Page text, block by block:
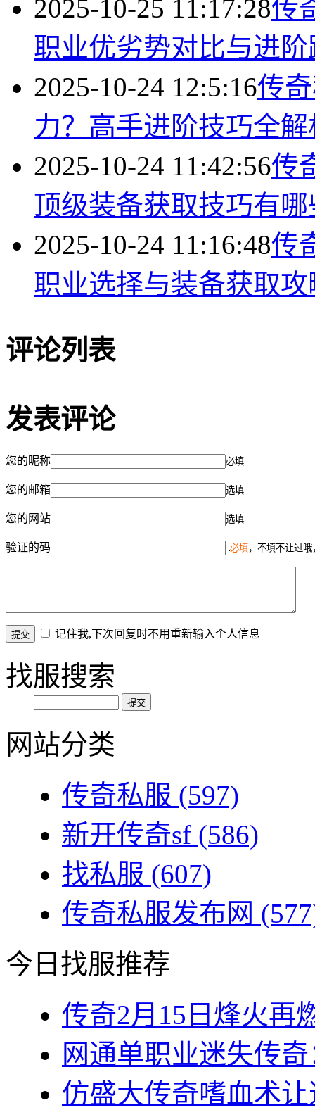
2025-10-25 11:17:28传
职业优劣势对比与进
2025-10-24 12:5:16传
力？高手进阶技巧全解
2025-10-24 11:42:56传
顶级装备获取技巧有哪
2025-10-24 11:16:48传
职业选择与装备获取攻
评论列表
发表评论
您的昵称 必填
您的邮箱 选填
您的网站 选填
验证的码 必填，不填不让过
记住我,下次回复时不用重新输入个人信息
找服搜索
网站分类
传奇私服 (597)
新开传奇sf (586)
找私服 (607)
传奇私服发布网
今日找服推荐
传奇2月15日烽火再
网通单职业迷失传
仿盛大传奇嗜血术